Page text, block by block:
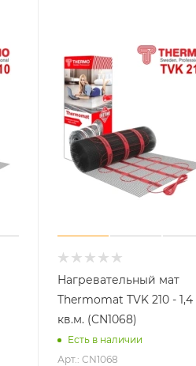
Нагревательный мат
Thermomat TVK 210 - 1,4
кв.м. (CN1068)
Есть в наличии
Арт.: CN1068